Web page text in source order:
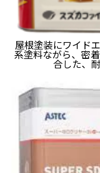
屋根塗装にワイド
系塗料ながら、密
合した、